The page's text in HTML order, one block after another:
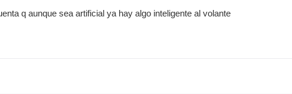
q aunque sea artificial ya hay algo inteligente al volante